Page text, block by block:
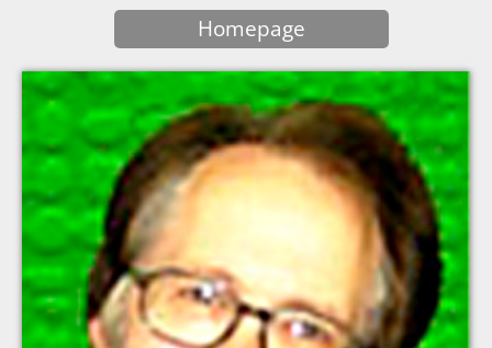
Homepage